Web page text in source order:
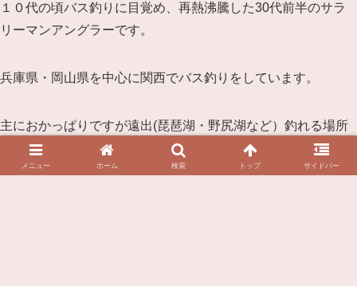
１０代の頃バス釣りに目覚め、再熱沸騰した30代前半のサラ
リーマンアングラーです。
兵庫県・岡山県を中心に関西でバス釣りをしています。
主におかっぱりですが遠出(琵琶湖・野尻湖など）釣れる場所
には足を運んでいます。
メニュー ホーム 検索 トップ サイドバー